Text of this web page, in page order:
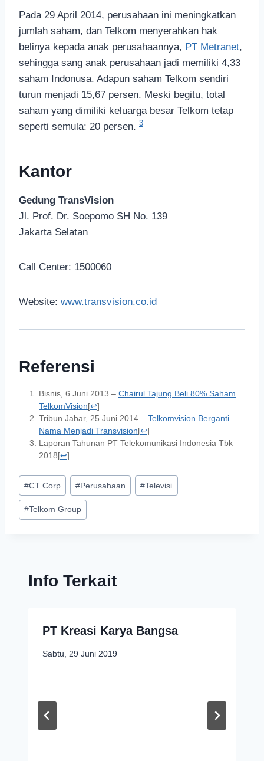
Pada 29 April 2014, perusahaan ini meningkatkan
jumlah saham, dan Telkom menyerahkan hak
belinya kepada anak perusahaannya, PT Metranet,
sehingga sang anak perusahaan jadi memiliki 4,33
saham Indonusa. Adapun saham Telkom sendiri
turun menjadi 15,67 persen. Meski begitu, total
saham yang dimiliki keluarga besar Telkom tetap
seperti semula: 20 persen. 3
Kantor
Gedung TransVision
Jl. Prof. Dr. Soepomo SH No. 139
Jakarta Selatan
Call Center: 1500060
Website: www.transvision.co.id
Referensi
Bisnis, 6 Juni 2013 – Chairul Tajung Beli 80% Saham
TelkomVision[↩]
Tribun Jabar, 25 Juni 2014 – Telkomvision Berganti
Nama Menjadi Transvision[↩]
Laporan Tahunan PT Telekomunikasi Indonesia Tbk
2018[↩]
#CT Corp #Perusahaan #Televisi
#Telkom Group
Info Terkait
PT Kreasi Karya Bangsa
Sabtu, 29 Juni 2019